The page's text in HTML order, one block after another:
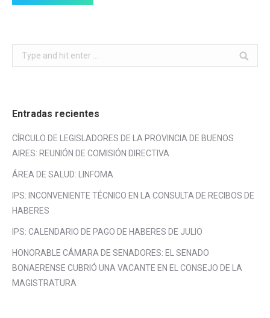
Search:
Entradas recientes
CÍRCULO DE LEGISLADORES DE LA PROVINCIA DE BUENOS
AIRES: REUNIÓN DE COMISIÓN DIRECTIVA
ÁREA DE SALUD: LINFOMA
IPS: INCONVENIENTE TÉCNICO EN LA CONSULTA DE RECIBOS DE
HABERES
IPS: CALENDARIO DE PAGO DE HABERES DE JULIO
HONORABLE CÁMARA DE SENADORES: EL SENADO
BONAERENSE CUBRIÓ UNA VACANTE EN EL CONSEJO DE LA
MAGISTRATURA